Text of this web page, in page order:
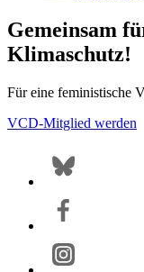
Gemeinsam
Klimaschutz!
Für eine feministische
VCD-Mitglied werden